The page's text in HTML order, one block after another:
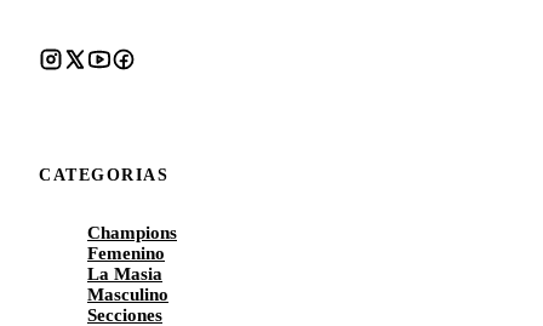
CATEGORIAS
Champions
Femenino
La Masia
Masculino
Secciones